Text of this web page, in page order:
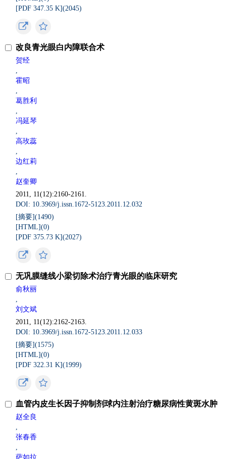
[PDF 347.35 K](2045)
改良青光眼白内障联合术
贺经
,
霍昭
,
葛胜利
,
冯延琴
,
高玫蕊
,
边红莉
,
赵奎卿
2011, 11(12):2160-2161.
DOI: 10.3969/j.issn.1672-5123.2011.12.032
[摘要](1490)
[HTML](0)
[PDF 375.73 K](2027)
无巩膜缝线小梁切除术治疗青光眼的临床研究
俞秋丽
,
刘文斌
2011, 11(12):2162-2163.
DOI: 10.3969/j.issn.1672-5123.2011.12.033
[摘要](1575)
[HTML](0)
[PDF 322.31 K](1999)
血管内皮生长因子抑制剂球内注射治疗糖尿病性黄斑水肿
赵全良
,
张春香
,
萨如拉